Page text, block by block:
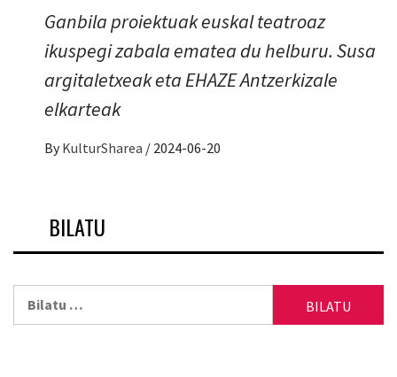
Ganbila proiektuak euskal teatroaz
ikuspegi zabala ematea du helburu. Susa
argitaletxeak eta EHAZE Antzerkizale
elkarteak
By KulturSharea / 2024-06-20
BILATU